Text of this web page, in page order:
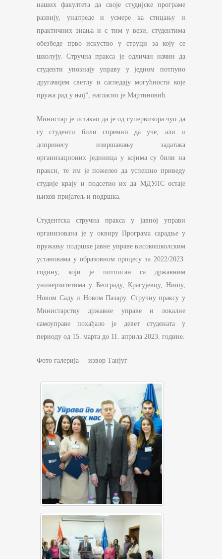
наших факултета да своје студијске програме
развију, унапреде и усмере ка стицању и
практичних знања и с тим у вези, студентима
обезбеде прво искуство у струци за коју се
школују. Стручна пракса је одличан начин да
студенти упознају управу у једном потпуно
другачијем светлу и сагледају могућности које
пружа рад у њој“, нагласио је Мартиновић.
Министар је истакао да је од супервизора чуо да
су студенти били спремни да уче, али и
допринесу извршавању задатака
организационих јединица у којима су били на
пракси, те им је пожелео да успешно приведу
студије крају и подсетио их да МДУЛС остаје
њихов пријатељ и подршка.
Студентска стручна пракса у јавној управи
организована је у оквиру Програма сарадње у
пружању подршке јавне управе високошколским
установама у образовном процесу за 2022/2023.
годину, који је потписан са државним
универзитетима у Београду, Крагујевцу, Нишу,
Новом Саду и Новом Пазару. Стручну праксу у
Министарству државне управе и локалне
самоуправе похађало је девет студената у
периоду од 15. марта до 11. априла 2023. године.
Фото галерија – извор Танјуг